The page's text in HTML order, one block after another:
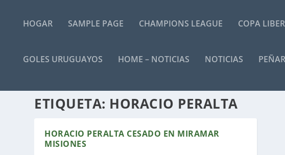
HOGAR SAMPLE PAGE CHAMPIONS LEAGUE COPA
GOLES URUGUAYOS HOME – NOTICIAS NOTICIAS
ETIQUETA: HORACIO PERALTA
HORACIO PERALTA CESADO EN MIRAMAR
MISIONES